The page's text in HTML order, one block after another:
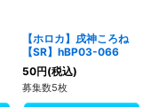
【ホロカ】戌神ころね
【SR】hBP03-066
50円(税込)
募集数5枚